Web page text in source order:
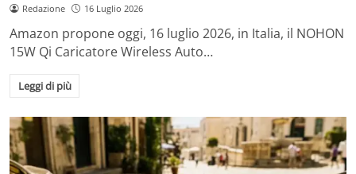
Redazione 16 Luglio 2026
Amazon propone oggi, 16 luglio 2026, in Italia, il NOHON
15W Qi Caricatore Wireless Auto…
Leggi di più